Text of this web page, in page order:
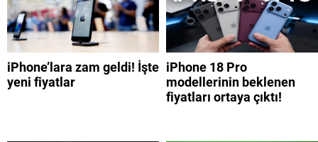
iPhone’lara zam geldi! İşte
yeni fiyatlar
iPhone 18 Pro
modellerinin beklenen
fiyatları ortaya çıktı!